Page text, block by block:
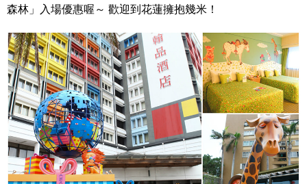
森林」入場優惠喔～ 歡迎到花蓮擁抱幾米！